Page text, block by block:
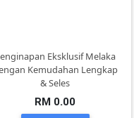
Eksklusif Melaka
Kemudahan Lengkap
& Seles
RM 0.00